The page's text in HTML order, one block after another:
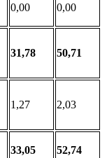
0,00 0,00
31,78 50,71
1,27 2,03
33,05 52,74